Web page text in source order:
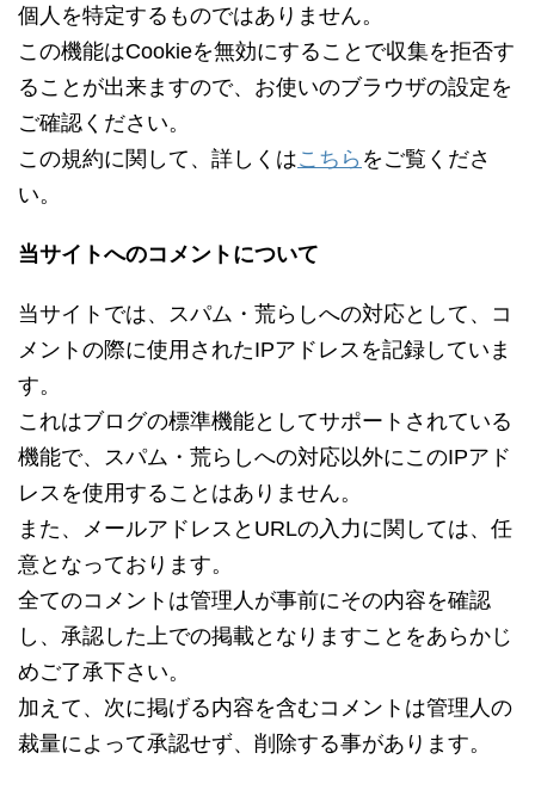
個人を特定するものではありません。
この機能はCookieを無効にすることで収集を拒否す
ることが出来ますので、お使いのブラウザの設定を
ご確認ください。
この規約に関して、詳しくはこちら をご覧くださ
い。
当サイトへのコメントについて
当サイトでは、スパム・荒らしへの対応として、コ
メントの際に使用されたIPアドレスを記録していま
す。
これはブログの標準機能としてサポートされている
機能で、スパム・荒らしへの対応以外にこのIPアド
レスを使用することはありません。
また、メールアドレスとURLの入力に関しては、任
意となっております。
全てのコメントは管理人が事前にその内容を確認
し、承認した上での掲載となりますことをあらかじ
めご了承下さい。
加えて、次に掲げる内容を含むコメントは管理人の
裁量によって承認せず、削除する事があります。